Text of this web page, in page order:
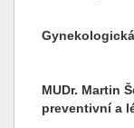
MUDr. Martin
preventivní a